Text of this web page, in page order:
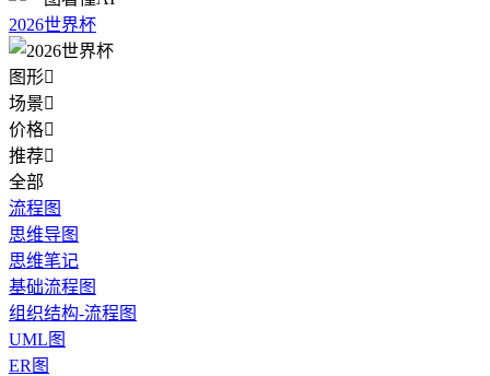
2026世界杯
图形
场景
价格
推荐
全部
流程图
思维导图
思维笔记
基础流程图
组织结构-流程图
UML图
ER图